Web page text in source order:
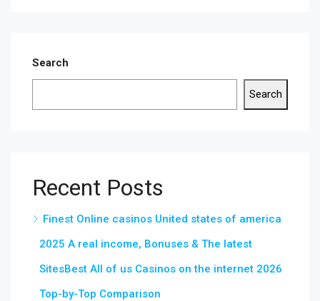
Search
Search
Recent Posts
Finest Online casinos United states of america
2025 A real income, Bonuses & The latest
SitesBest All of us Casinos on the internet 2026
Top-by-Top Comparison